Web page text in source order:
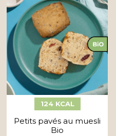
124 KCAL
Petits pavés au muesli
Bio